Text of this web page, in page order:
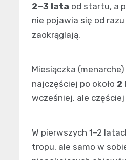
2–3 lata od startu, a
nie pojawia się od
zaokrąglają.
Miesiączka
najczęściej po około 2
wcześniej, ale
W pierwszych 1–2
tropu, ale samo w